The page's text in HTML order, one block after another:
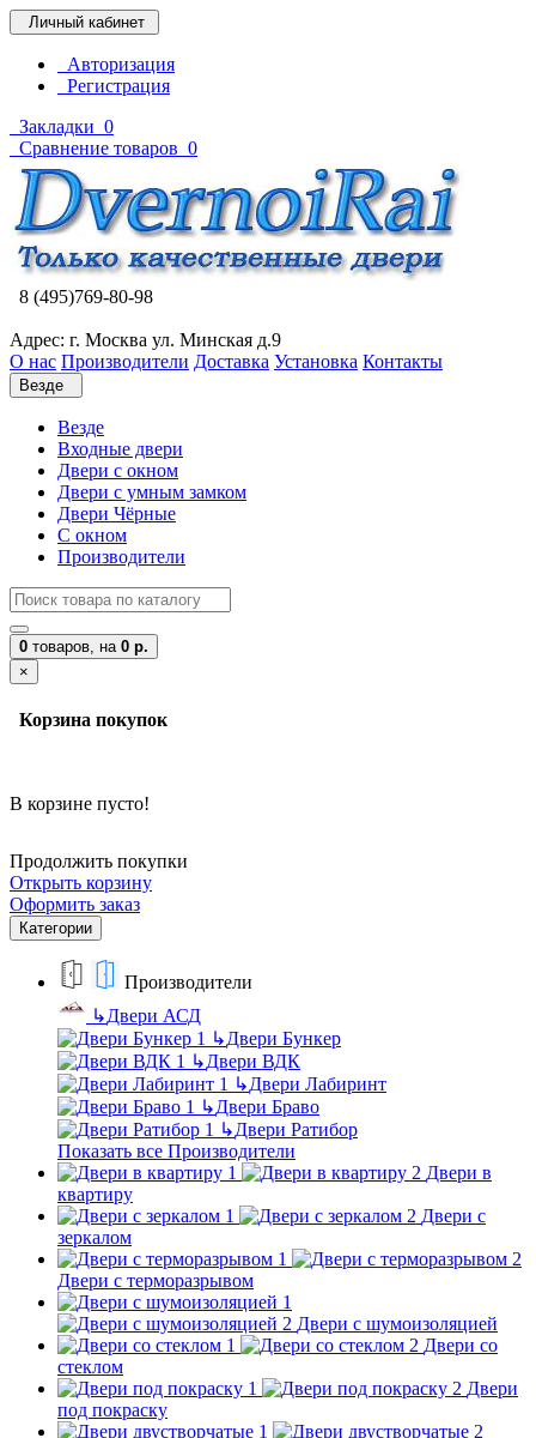
Личный кабинет
Авторизация
Регистрация
Закладки 0
Сравнение товаров 0
8 (495)769-80-98
Адрес: г. Москва ул. Минская д.9
О нас Производители Доставка Установка Контакты
Везде
Везде
Входные двери
Двери с окном
Двери с умным замком
Двери Чёрные
C окном
Производители
0 товаров, на 0 р.
×
Корзина покупок
В корзине пусто!
Продолжить покупки
Открыть корзину
Оформить заказ
Категории
Производители
↳Двери АСД
↳Двери Бункер
↳Двери ВДК
↳Двери Лабиринт
↳Двери Браво
↳Двери Ратибор
Показать все Производители
Двери в
квартиру
Двери с
зеркалом
Двери с терморазрывом
Двери с шумоизоляцией
Двери со
стеклом
Двери
под покраску